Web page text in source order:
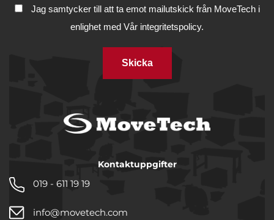
Jag samtycker till att ta emot mailutskick från MoveTech i
enlighet med Vår integritetspolicy.
Skicka
Kontaktuppgifter
019 - 611 19 19
info@movetech.com